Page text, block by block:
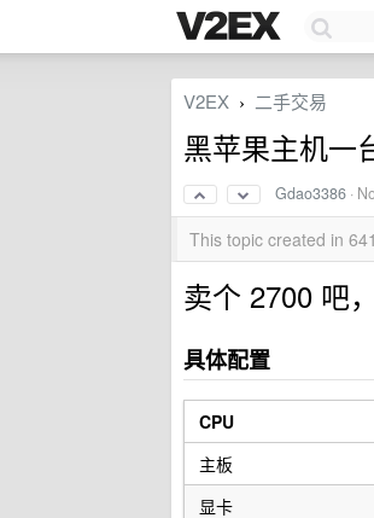
V2EX › 二手交易
黑苹果主机一
Gdao3386 ·
This topic created in
卖个 2700 吧
具体配置
CPU
主板
显卡